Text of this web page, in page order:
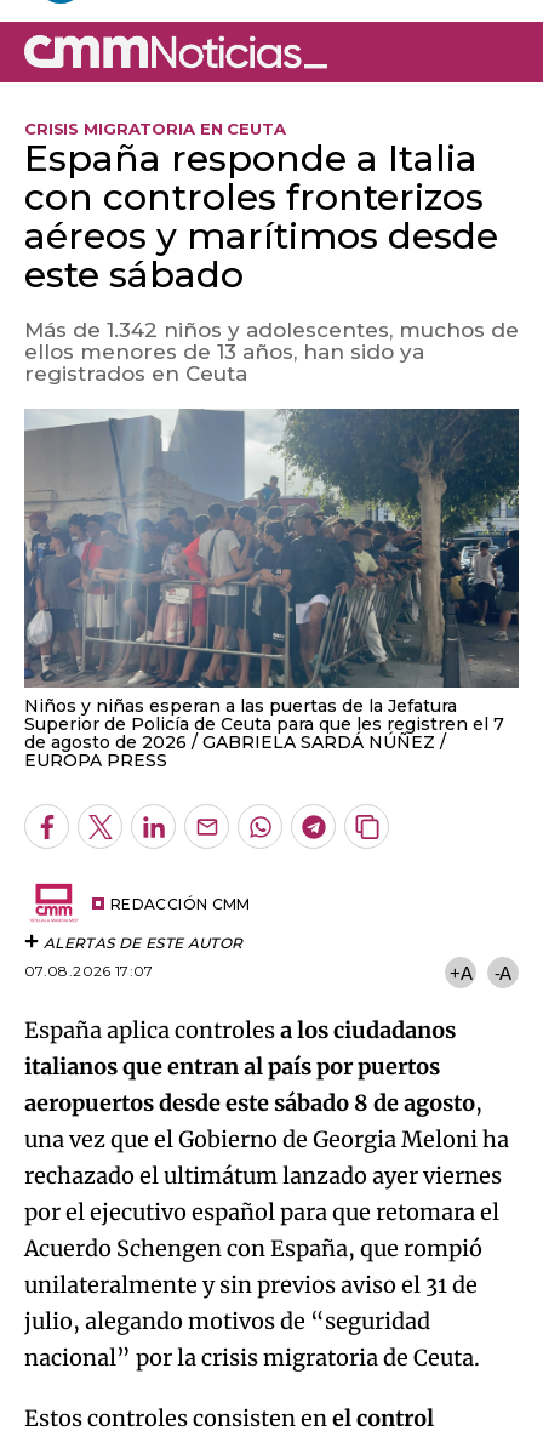
CRISIS MIGRATORIA EN CEUTA
España responde a Italia
con controles fronterizos
aéreos y marítimos desde
este sábado
Más de 1.342 niños y adolescentes, muchos de
ellos menores de 13 años, han sido ya
registrados en Ceuta
Niños y niñas esperan a las puertas de la Jefatura
Superior de Policía de Ceuta para que les registren el 7
de agosto de 2026
GABRIELA SARDÁ NÚÑEZ /
EUROPA PRESS
Facebook
TwitterLinkedInEnviarWhatsapp
Telegram
Copiar
REDACCIÓN CMM
ALERTAS DE ESTE AUTOR
07.08.2026 17:07
+A -A
España aplica controlesa los ciudadanos
italianos que entran al país por puertos
aeropuertos desde este sábado 8 de agosto,
una vez que el Gobierno de Georgia Meloni ha
rechazado el ultimátum lanzado ayer viernes
por el ejecutivo español para que retomara el
Acuerdo Schengen con España, que rompió
unilateralmente y sin previos aviso el 31 de
julio, alegando motivos de “seguridad
nacional” por la crisis migratoria de Ceuta.
Estos controles consisten enel control